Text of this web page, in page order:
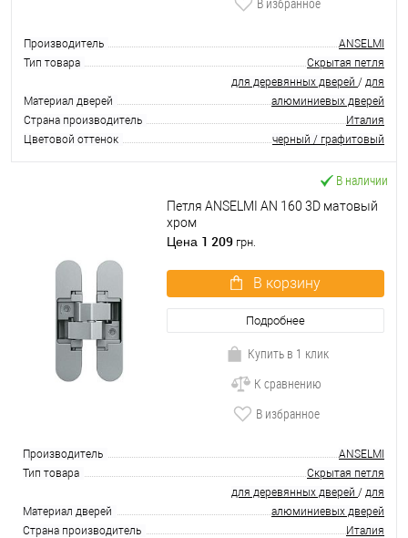
Производитель
ANSELMI
Тип товара
Скрытая петля
Материал дверей
для деревянных дверей / для
алюминиевых дверей
Страна производитель
Италия
Цветовой оттенок
черный / графитовый
В наличии
Петля ANSELMI AN 160 3D матовый
хром
Цена 1 209 грн.
В корзину
Подробнее
Купить в 1 клик
К сравнению
В избранное
Производитель
ANSELMI
Тип товара
Скрытая петля
Материал дверей
для деревянных дверей / для
алюминиевых дверей
Страна производитель
Италия